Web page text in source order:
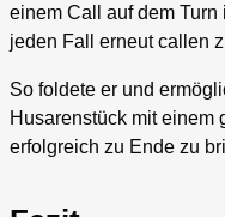
einem Call auf dem
jeden Fall erneut callen
So foldete er und
Husarenstück mit einem
erfolgreich zu Ende zu